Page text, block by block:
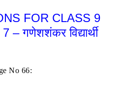
FOR CLASS 9
गणेशशंकर विद्यार्थी
No 66: